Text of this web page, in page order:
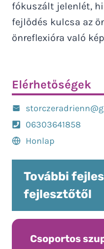
fókuszált jelenlét,
fejlődés kulcsa az
önreflexióra való
Elérhetőségek
06303641858
Honlap
További
fejlesztőtől
Csoportos